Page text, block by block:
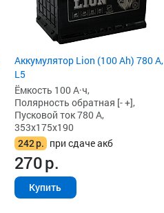
Аккумулятор Lion (100 Ah) 780 А,
L5
Ёмкость 100 А·ч,
Полярность обратная [- +],
Пусковой ток 780 А,
353x175x190
242р. при сдаче акб
270р.
Купить